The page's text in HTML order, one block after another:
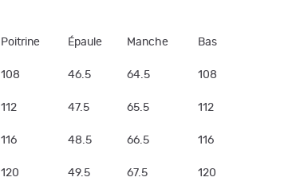
Poitrine Épaule Manche Bas
108 46.5 64.5 108
112 47.5 65.5 112
116 48.5 66.5 116
120 49.5 67.5 120